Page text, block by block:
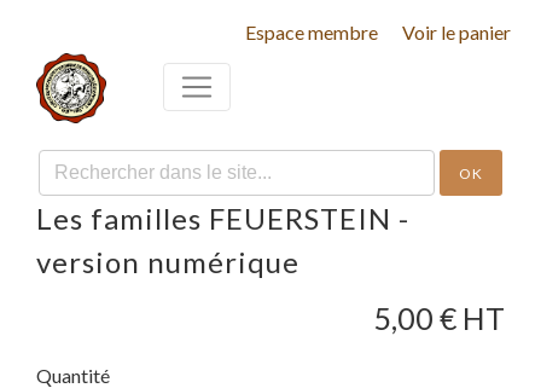
Espace membre Voir le panier
OK
Les familles FEUERSTEIN -
version numérique
5,00 € HT
Quantité